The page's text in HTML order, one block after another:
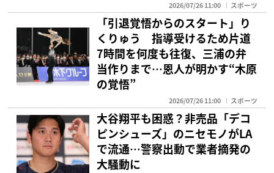
2026/07/26 11:00 スポーツ
「引退覚悟からのスタート」り
くりゅう 指導受けるため片道
7時間を何度も往復、三浦の弁
当作りまで…恩人が明かす“木原
の覚悟”
2026/07/26 11:00 スポーツ
大谷翔平も困惑？非売品「デコ
ピンシューズ」のニセモノがLA
で流通…警察出動で業者摘発の
大騒動に